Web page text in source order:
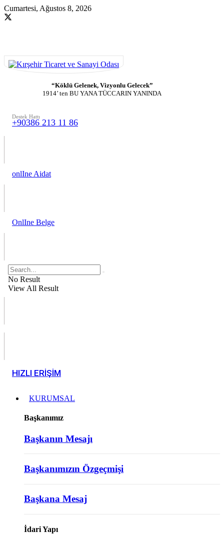
Cumartesi, Ağustos 8, 2026
“Köklü Gelenek, Vizyonlu Gelecek”
1914’ ten BU YANA TÜCCARIN YANINDA
Destek Hattı
+90386 213 11 86
onlIne Aidat
OnlIne Belge
No Result
View All Result
HIZLI ERİŞİM
KURUMSAL
Başkanımız
Başkanın Mesajı
Başkanımızın Özgeçmişi
Başkana Mesaj
İdari Yapı